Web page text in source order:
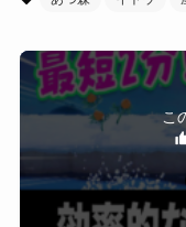
こ